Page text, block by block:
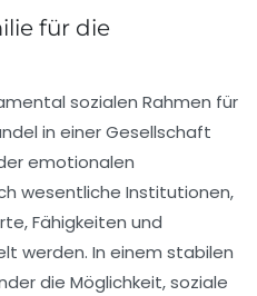
für die
sozialen Rahmen für
in einer Gesellschaft
emotionalen
wesentliche Institutionen,
Fähigkeiten und
werden. In einem stabilen
die Möglichkeit, soziale